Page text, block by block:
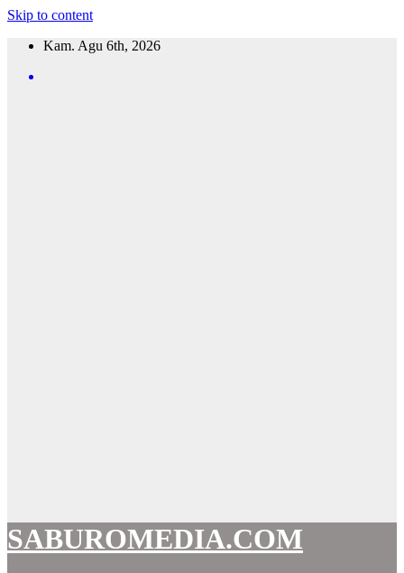
Skip to content
Kam. Agu 6th, 2026
SABUROMEDIA.COM